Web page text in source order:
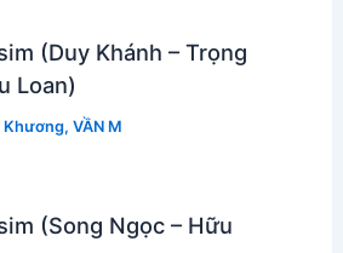
(Duy Khánh – Trọng
Loan)
Khương, VẦN M
(Song Ngọc – Hữu